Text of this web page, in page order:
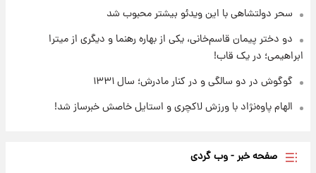
سحر دولتشاهی با این ویدئو بیشتر محبوب شد
دو دختر پیمان قاسم‌خانی، یکی از بهاره رهنما و دیگری از میترا
ابراهیمی؛ در یک قاب!
گوگوش در دو سالگی و در کنار مادرش؛ سال ۱۳۳۱
الهام پاوه‌نژاد با ورزش لاکچری و استایل خاصش خبرساز شد!
صفحه خبر - وب گردی